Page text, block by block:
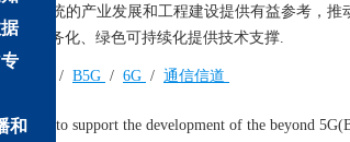
和
通信系统的产业发展和工程建设提供有益参考，
、服务化、绿色可持续化提供技术支撑.
/ B5G / 6G / 通信信道
order to support the development of the beyond